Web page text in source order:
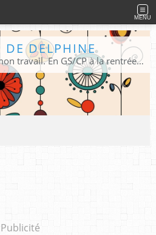
MENU
DE DELPHINE
Blog destiné à partager mon travail. En GS/CP à la rentrée 2026/2027 !
Publicité